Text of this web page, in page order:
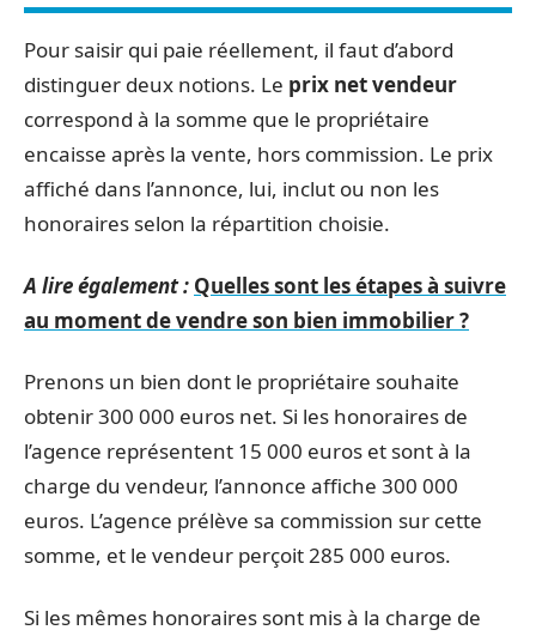
Pour saisir qui paie réellement, il faut d’abord
distinguer deux notions. Le prix net vendeur
correspond à la somme que le propriétaire
encaisse après la vente, hors commission. Le prix
affiché dans l’annonce, lui, inclut ou non les
honoraires selon la répartition choisie.
A lire également : Quelles sont les étapes à suivre
au moment de vendre son bien immobilier ?
Prenons un bien dont le propriétaire souhaite
obtenir 300 000 euros net. Si les honoraires de
l’agence représentent 15 000 euros et sont à la
charge du vendeur, l’annonce affiche 300 000
euros. L’agence prélève sa commission sur cette
somme, et le vendeur perçoit 285 000 euros.
Si les mêmes honoraires sont mis à la charge de